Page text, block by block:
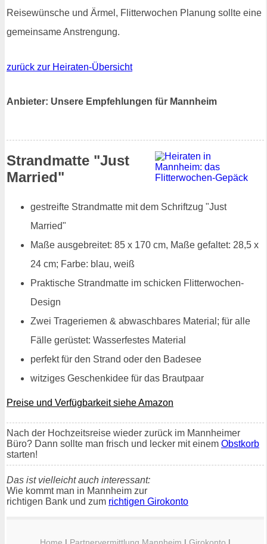
Reisewünsche und Ärmel, Flitterwochen Planung sollte eine
gemeinsame Anstrengung.
zurück zur Heiraten-Übersicht
Anbieter: Unsere Empfehlungen für Mannheim
Strandmatte "Just
Married"
gestreifte Strandmatte mit dem Schriftzug "Just
Married"
Maße ausgebreitet: 85 x 170 cm, Maße gefaltet: 28,5 x
24 cm; Farbe: blau, weiß
Praktische Strandmatte im schicken Flitterwochen-
Design
Zwei Trageriemen & abwaschbares Material; für alle
Fälle gerüstet: Wasserfestes Material
perfekt für den Strand oder den Badesee
witziges Geschenkidee für das Brautpaar
Preise und Verfügbarkeit siehe Amazon
Nach der Hochzeitsreise wieder zurück im Mannheimer
Büro? Dann sollte man frisch und lecker mit einem Obstkorb
starten!
Das ist vielleicht auch interessant:
Wie kommt man in Mannheim zur
richtigen Bank und zum richtigen Girokonto